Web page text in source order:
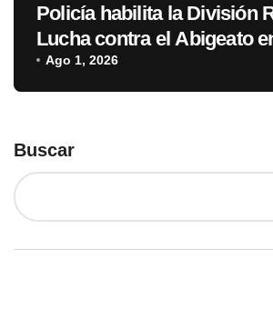
Policía habilita la División
Lucha contra el Abigeato
Amambay
Ago 1, 2026
Buscar